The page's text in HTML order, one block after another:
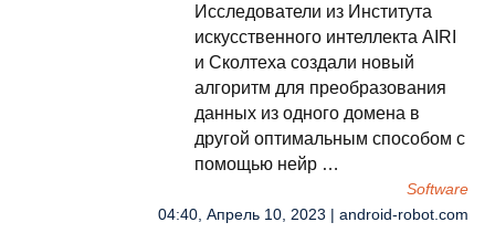
Исследователи из Института
искусственного интеллекта AIRI
и Сколтеха создали новый
алгоритм для преобразования
данных из одного домена в
другой оптимальным способом с
помощью нейр …
Software
04:40, Апрель 10, 2023 | android-robot.com